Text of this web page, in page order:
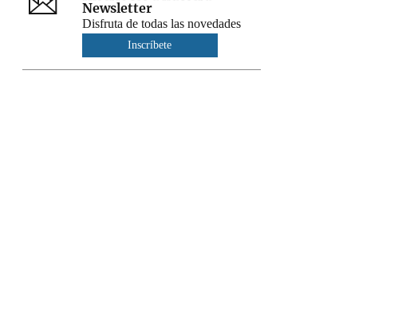
Newsletter
Disfruta de todas las novedades
Inscríbete